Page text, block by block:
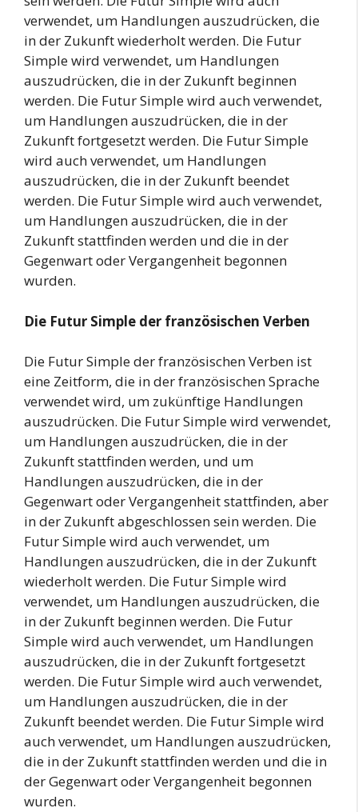
verwendet, um Handlungen auszudrücken, die
in der Zukunft wiederholt werden. Die Futur
Simple wird verwendet, um Handlungen
auszudrücken, die in der Zukunft beginnen
werden. Die Futur Simple wird auch verwendet,
um Handlungen auszudrücken, die in der
Zukunft fortgesetzt werden. Die Futur Simple
wird auch verwendet, um Handlungen
auszudrücken, die in der Zukunft beendet
werden. Die Futur Simple wird auch verwendet,
um Handlungen auszudrücken, die in der
Zukunft stattfinden werden und die in der
Gegenwart oder Vergangenheit begonnen
wurden.
Die Futur Simple der französischen Verben
Die Futur Simple der französischen Verben ist
eine Zeitform, die in der französischen Sprache
verwendet wird, um zukünftige Handlungen
auszudrücken. Die Futur Simple wird verwendet,
um Handlungen auszudrücken, die in der
Zukunft stattfinden werden, und um
Handlungen auszudrücken, die in der
Gegenwart oder Vergangenheit stattfinden, aber
in der Zukunft abgeschlossen sein werden. Die
Futur Simple wird auch verwendet, um
Handlungen auszudrücken, die in der Zukunft
wiederholt werden. Die Futur Simple wird
verwendet, um Handlungen auszudrücken, die
in der Zukunft beginnen werden. Die Futur
Simple wird auch verwendet, um Handlungen
auszudrücken, die in der Zukunft fortgesetzt
werden. Die Futur Simple wird auch verwendet,
um Handlungen auszudrücken, die in der
Zukunft beendet werden. Die Futur Simple wird
auch verwendet, um Handlungen auszudrücken,
die in der Zukunft stattfinden werden und die in
der Gegenwart oder Vergangenheit begonnen
wurden.